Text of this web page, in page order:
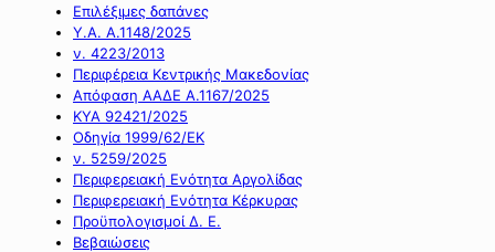
Επιλέξιμες δαπάνες
Υ.Α. Α.1148/2025
ν. 4223/2013
Περιφέρεια Κεντρικής Μακεδονίας
Απόφαση ΑΑΔΕ Α.1167/2025
ΚΥΑ 92421/2025
Οδηγία 1999/62/ΕΚ
ν. 5259/2025
Περιφερειακή Ενότητα Αργολίδας
Περιφερειακή Ενότητα Κέρκυρας
Προϋπολογισμοί Δ. Ε.
Βεβαιώσεις